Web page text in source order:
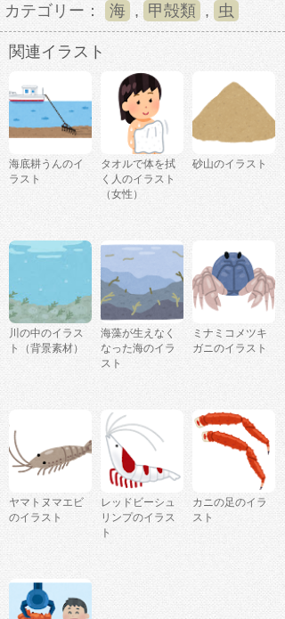
カテゴリー： 海 , 甲殻類 , 虫
関連イラスト
海底耕うんのイ
ラスト
タオルで体を拭
く人のイラスト
（女性）
砂山のイラスト
川の中のイラス
ト（背景素材）
海藻が生えなく
なった海のイラ
スト
ミナミコメツキ
ガニのイラスト
ヤマトヌマエビ
のイラスト
レッドビーシュ
リンプのイラス
ト
カニの足のイラ
スト